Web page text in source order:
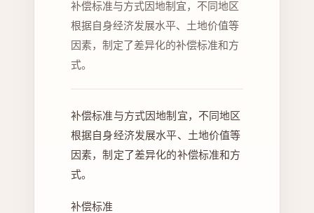
补偿标准与方式因地制宜，不同地区
根据自身经济发展水平、土地价值等
因素，制定了差异化的补偿标准和方
式。
补偿标准与方式因地制宜，不同地区
根据自身经济发展水平、土地价值等
因素，制定了差异化的补偿标准和方
式。
补偿标准